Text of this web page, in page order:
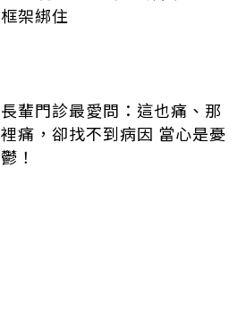
框架綁住
長輩門診最愛問：這也痛、那
裡痛，卻找不到病因 當心是憂
鬱！